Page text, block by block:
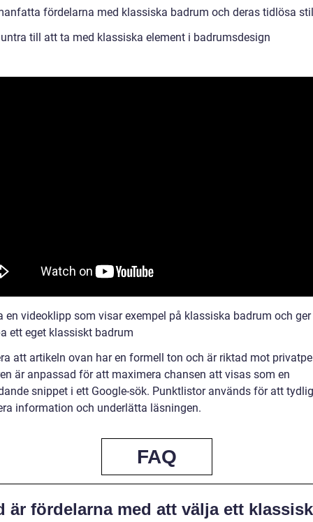
fördelarna med klassiska badrum och deras tidlösa stil
till att ta med klassiska element i badrumsdesign
en videoklipp som visar exempel på klassiska badrum och
ett eget klassiskt badrum
att artikeln ovan har en formell ton och är riktad mot
är anpassad för att maximera chansen att visas som en
snippet i ett Google-sök. Punktlistor används för att
information och underlätta läsningen.
FAQ
är fördelarna med att välja ett